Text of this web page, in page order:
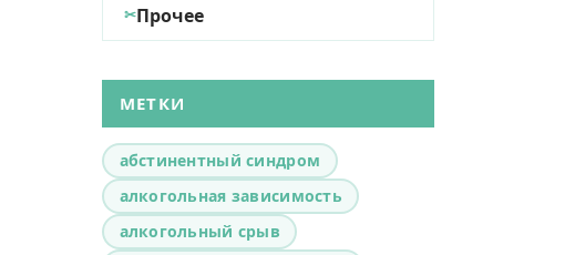
Прочее
МЕТКИ
абстинентный синдром
алкогольная зависимость
алкогольный срыв